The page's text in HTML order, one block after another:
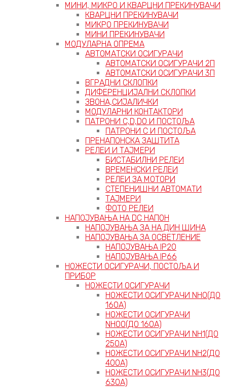
МИНИ, МИКРО И КВАРЦНИ ПРЕКИНУВАЧИ
КВАРЦНИ ПРЕКИНУВАЧИ
МИКРО ПРЕКИНУВАЧИ
МИНИ ПРЕКИНУВАЧИ
МОДУЛАРНА ОПРЕМА
АВТОМАТСКИ ОСИГУРАЧИ
АВТОМАТСКИ ОСИГУРАЧИ 2П
АВТОМАТСКИ ОСИГУРАЧИ 3П
ВГРАДНИ СКЛОПКИ
ДИФЕРЕНЦИЈАЛНИ СКЛОПКИ
ЗВОНА,СИЈАЛИЧКИ
МОДУЛАРНИ КОНТАКТОРИ
ПАТРОНИ C,D,D0 И ПОСТОЉА
ПАТРОНИ C И ПОСТОЉА
ПРЕНАПОНСКА ЗАШТИТА
РЕЛЕИ И ТАЈМЕРИ
БИСТАБИЛНИ РЕЛЕИ
ВРЕМЕНСКИ РЕЛЕИ
РЕЛЕИ ЗА МОТОРИ
СТЕПЕНИШНИ АВТОМАТИ
ТАЈМЕРИ
ФОТО РЕЛЕИ
НАПОЈУВАЊА НА DC НАПОН
НАПОЈУВАЊА ЗА НА ДИН ШИНА
НАПОЈУВАЊА ЗА ОСВЕТЛЕНИЕ
НАПОЈУВАЊА IP20
НАПОЈУВАЊА IP66
НОЖЕСТИ ОСИГУРАЧИ, ПОСТОЉА И
ПРИБОР
НОЖЕСТИ ОСИГУРАЧИ
НОЖЕСТИ ОСИГУРАЧИ NH0(ДО
160А)
НОЖЕСТИ ОСИГУРАЧИ
NH00(ДО 160А)
НОЖЕСТИ ОСИГУРАЧИ NH1(ДО
250А)
НОЖЕСТИ ОСИГУРАЧИ NH2(ДО
400А)
НОЖЕСТИ ОСИГУРАЧИ NH3(ДО
630А)